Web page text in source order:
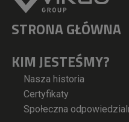
STRONA GŁÓWNA
KIM JESTEŚMY?
Nasza historia
Certyfikaty
Społeczna